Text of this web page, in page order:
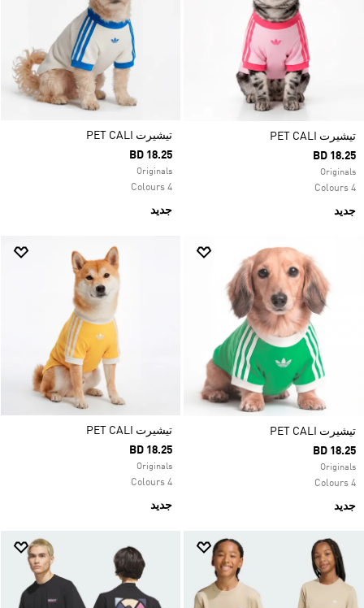
تيشيرت PET CALI
BD 18.25
Originals
4 Colours
جديد
تيشيرت PET CALI
BD 18.25
Originals
4 Colours
جديد
تيشيرت PET CALI
BD 18.25
Originals
4 Colours
جديد
تيشيرت PET CALI
BD 18.25
Originals
4 Colours
جديد